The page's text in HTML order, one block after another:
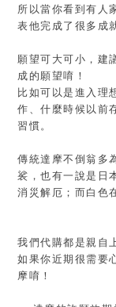
所以當你看到有人
表他完成了很多成
願望可大可小，建
成的願望唷！
比如可以是進入理
作、什麼時候以前
習慣。
傳統達摩不倒翁多
裟，也有一說是日
消災解厄；而白色
我們代購都是親自
如果你近期很需要
摩唷！